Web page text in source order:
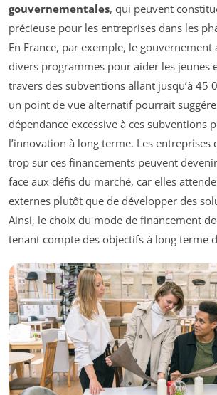
gouvernementales, qui peuvent
précieuse pour les entreprises dans les
En France, par exemple, le gouvernement
divers programmes pour aider les jeunes
travers des subventions allant jusqu’à 45
un point de vue alternatif pourrait
dépendance excessive à ces subventions
l’innovation à long terme. Les entreprises
trop sur ces financements peuvent
face aux défis du marché, car elles
externes plutôt que de développer des
Ainsi, le choix du mode de financement
tenant compte des objectifs à long terme